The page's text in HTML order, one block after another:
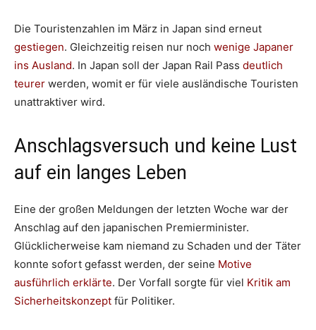
Die Touristenzahlen im März in Japan sind erneut
gestiegen. Gleichzeitig reisen nur noch wenige Japaner
ins Ausland. In Japan soll der Japan Rail Pass deutlich
teurer werden, womit er für viele ausländische Touristen
unattraktiver wird.
Anschlagsversuch und keine Lust
auf ein langes Leben
Eine der großen Meldungen der letzten Woche war der
Anschlag auf den japanischen Premierminister.
Glücklicherweise kam niemand zu Schaden und der Täter
konnte sofort gefasst werden, der seine Motive
ausführlich erklärte. Der Vorfall sorgte für viel Kritik am
Sicherheitskonzept für Politiker.